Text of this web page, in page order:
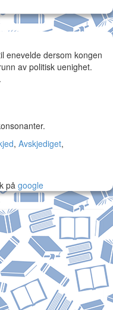
enevelde dersom kongen
av politisk uenighet.
, Avskjediget,
pågoogle